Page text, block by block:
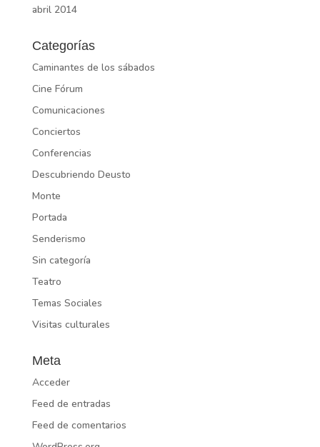
abril 2014
Categorías
Caminantes de los sábados
Cine Fórum
Comunicaciones
Conciertos
Conferencias
Descubriendo Deusto
Monte
Portada
Senderismo
Sin categoría
Teatro
Temas Sociales
Visitas culturales
Meta
Acceder
Feed de entradas
Feed de comentarios